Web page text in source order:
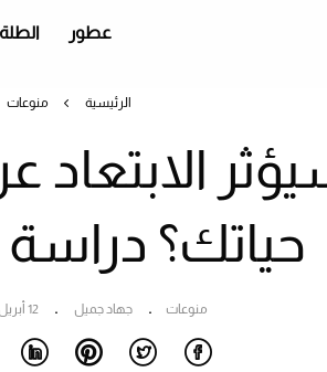
عطور
الرئيسية منوعات
الابتعاد
حياتك؟
منوعات جهاد جميل 12 أبريل 2026